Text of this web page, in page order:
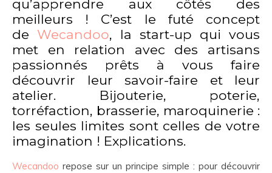
qu’apprendre aux côtés des
meilleurs ! C’est le futé concept
de Wecandoo, la start-up qui vous
met en relation avec des artisans
passionnés prêts à vous faire
découvrir leur savoir-faire et leur
atelier. Bijouterie, poterie,
torréfaction, brasserie, maroquinerie :
les seules limites sont celles de votre
imagination ! Explications.
Wecandoo repose sur un principe simple : pour découvrir